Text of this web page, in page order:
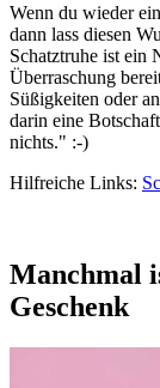
Wenn du wieder
dann lass diesen
Schatztruhe ist ein
Überraschung
Süßigkeiten oder
darin eine
nichts." :-)
Hilfreiche Links:
Manchmal
Geschenk